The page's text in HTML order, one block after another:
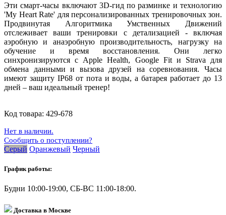
Эти смарт-часы включают 3D-гид по разминке и технологию
'My Heart Rate' для персонализированных тренировочных зон.
Продвинутая Алгоритмика Умственных Движений
отслеживает ваши тренировки с детализацией - включая
аэробную и анаэробную производительность, нагрузку на
обучение и время восстановления. Они легко
синхронизируются с Apple Health, Google Fit и Strava для
обмена данными и вызова друзей на соревнования. Часы
имеют защиту IP68 от пота и воды, а батарея работает до 13
дней – ваш идеальный тренер!
Код товара: 429-678
Нет в наличии.
Сообщить о поступлении?
Серый Оранжевый Черный
График работы:
Будни 10:00-19:00, СБ-ВС 11:00-18:00.
Доставка в Москве